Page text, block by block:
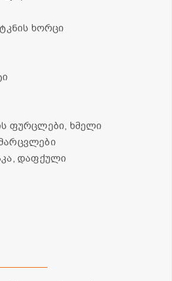
ხორცი
ფურცლები, ხმელი
დაფქული